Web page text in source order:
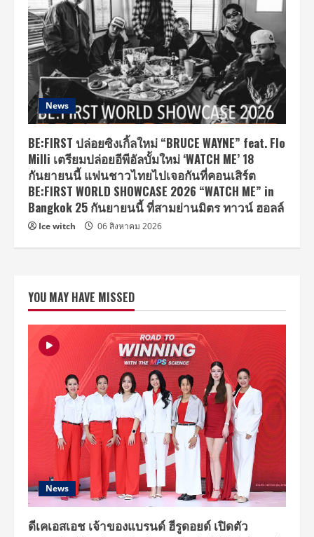
News
BE:FIRST ปล่อยซิงเกิ้ลใหม่ “BRUCE WAYNE” feat. Flo
Milli เตรียมปล่อยอีพีอัลบั้มใหม่ ‘WATCH ME’ 18
กันยายนนี้ แฟนชาวไทยไปเจอกันที่คอนเสิร์ต
BE:FIRST WORLD SHOWCASE 2026 “WATCH ME” in
Bangkok 25 กันยายนนี้ ที่สามย่านมิตร ทาวน์ ฮอลล์
Ice witch 06 สิงหาคม 2026
YOU MAY HAVE MISSED
News
ดีเคเอสเอช เจ้าของแบรนด์ ฮีรูดอยด์ เปิดตัว